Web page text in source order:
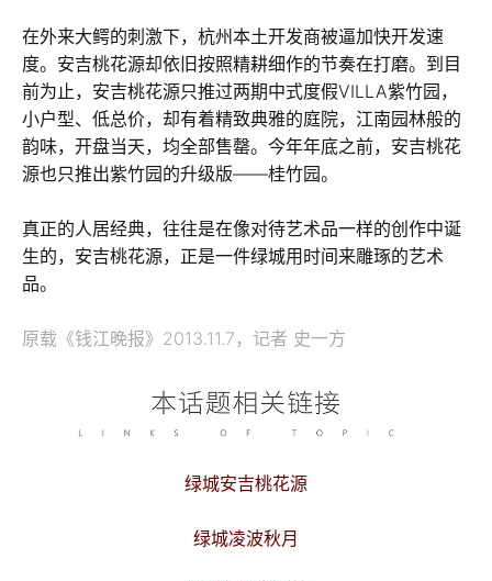
在外来大鳄的刺激下，杭州本土开发商被逼加快开发速
度。安吉桃花源却依旧按照精耕细作的节奏在打磨。到目
前为止，安吉桃花源只推过两期中式度假VILLA紫竹园，
小户型、低总价，却有着精致典雅的庭院，江南园林般的
韵味，开盘当天，均全部售罄。今年年底之前，安吉桃花
源也只推出紫竹园的升级版——桂竹园。
真正的人居经典，往往是在像对待艺术品一样的创作中诞
生的，安吉桃花源，正是一件绿城用时间来雕琢的艺术
品。
原载《钱江晚报》2013.11.7，记者 史一方
绿城安吉桃花源
绿城凌波秋月